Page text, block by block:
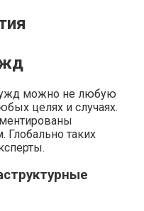
можно не любую
целях и случаях.
Глобально таких